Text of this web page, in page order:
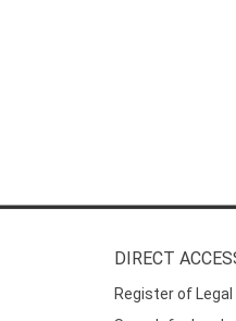
DIRECT
Register of